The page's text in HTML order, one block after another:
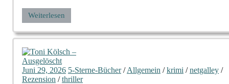
Weiterlesen
Juni 29, 2026 5-Sterne-Bücher/Allgemein /krimi /netgalley /
Rezension /thriller